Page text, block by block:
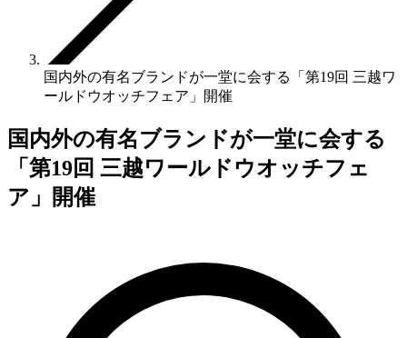
国内外の有名ブランドが一堂に会する「第19回 三越ワ
ールドウオッチフェア」開催
国内外の有名ブランドが一堂に会する
「第19回 三越ワールドウオッチフェ
ア」開催